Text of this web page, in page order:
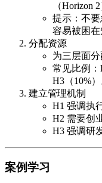
（Horizon
提示：不
容易被困在
分配资源
为三层面分
常见比例：
H3（10%）
建立管理机制
H1 强调执
H2 需要创
H3 强调研
案例学习